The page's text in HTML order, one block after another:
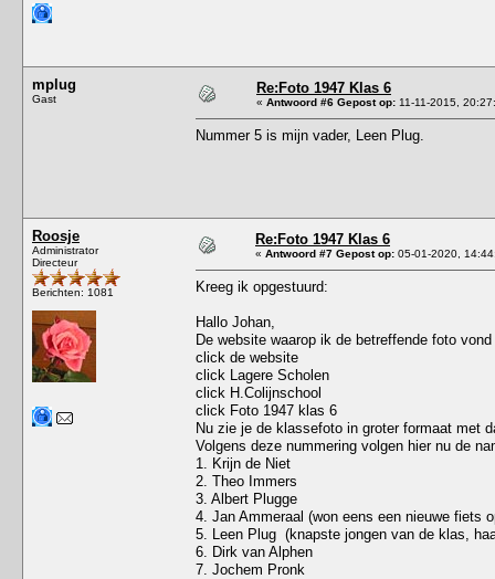
mplug
Gast
Re:Foto 1947 Klas 6
« Antwoord #6 Gepost op: 11-11-2015,
Nummer 5 is mijn vader, Leen Plug.
Roosje
Administrator
Directeur
Berichten: 1081
Re:Foto 1947 Klas 6
« Antwoord #7 Gepost op: 05-01-2020,
Kreeg ik opgestuurd:
Hallo Johan,
De website waarop ik de betreffende foto
click de website
click Lagere Scholen
click H.Colijnschool
click Foto 1947 klas 6
Nu zie je de klassefoto in groter formaat met
Volgens deze nummering volgen hier nu de
1. Krijn de Niet
2. Theo Immers
3. Albert Plugge
4. Jan Ammeraal (won eens een nieuwe fiets
5. Leen Plug (knapste jongen van de klas,
6. Dirk van Alphen
7. Jochem Pronk